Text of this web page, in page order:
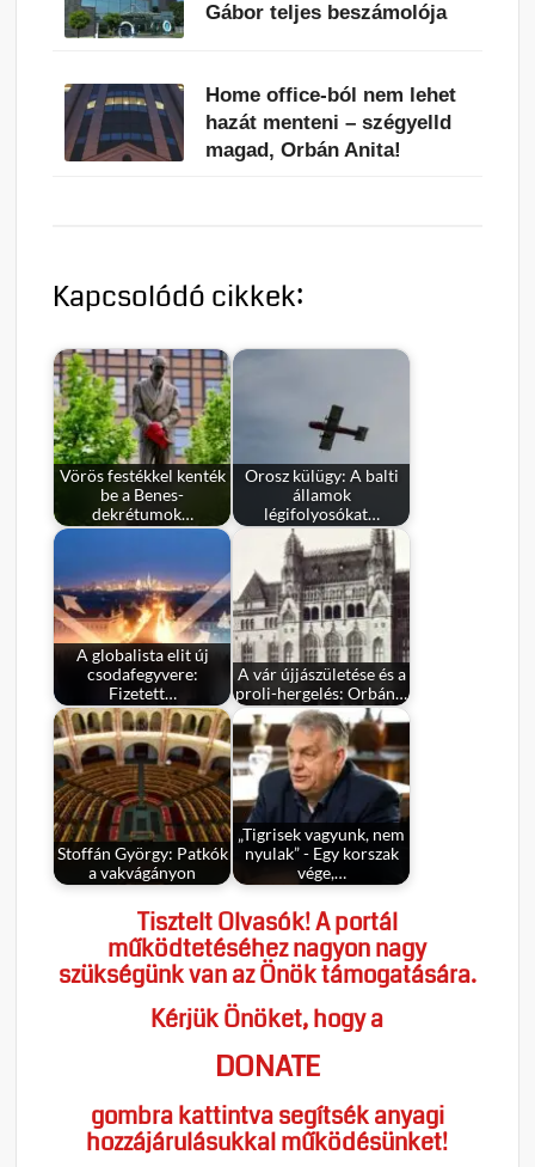
Gábor teljes beszámolója
Home office-ból nem lehet
hazát menteni – szégyelld
magad, Orbán Anita!
Kapcsolódó cikkek:
Vörös festékkel kenték
be a Benes-
dekrétumok…
Orosz külügy: A balti
államok
légifolyosókat…
A globalista elit új
csodafegyvere:
Fizetett…
A vár újjászületése és a
proli-hergelés: Orbán…
Stoffán György: Patkók
a vakvágányon
„Tigrisek vagyunk, nem
nyulak” - Egy korszak
vége,…
Tisztelt Olvasók! A portál
működtetéséhez nagyon nagy
szükségünk van az Önök támogatására.
Kérjük Önöket, hogy a
DONATE
gombra kattintva segítsék anyagi
hozzájárulásukkal működésünket!